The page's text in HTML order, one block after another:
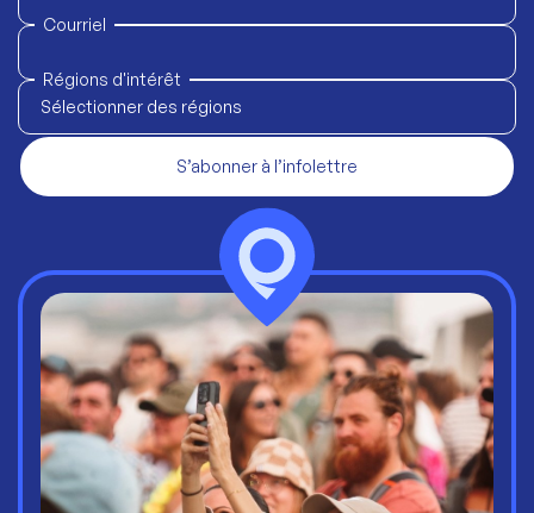
Courriel
Régions d'intérêt
Sélectionner des régions
S’abonner à l’infolettre